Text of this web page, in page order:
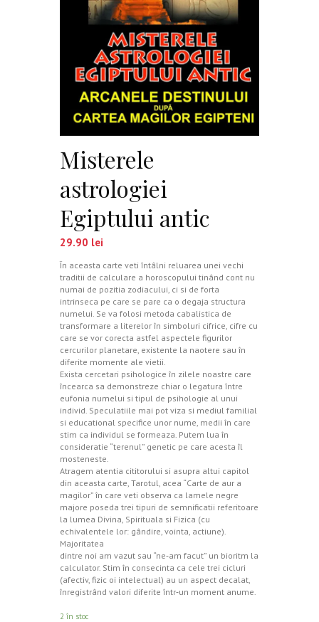
Misterele
astrologiei
Egiptului antic
29.90 lei
În aceasta carte veti întâlni reluarea unei vechi
traditii de calculare a horoscopului tinând cont nu
numai de pozitia zodiacului, ci si de forta
intrinseca pe care se pare ca o degaja structura
numelui. Se va folosi metoda cabalistica de
transformare a literelor în simboluri cifrice, cifre cu
care se vor corecta astfel aspectele figurilor
cercurilor planetare, existente la naotere sau în
diferite momente ale vietii.
Exista cercetari psihologice în zilele noastre care
încearca sa demonstreze chiar o legatura între
eufonia numelui si tipul de psihologie al unui
individ. Speculatiile mai pot viza si mediul familial
si educational specifice unor nume, medii în care
stim ca individul se formeaza. Putem lua în
consideratie “terenul” genetic pe care acesta îl
mosteneste.
Atragem atentia cititorului si asupra altui capitol
din aceasta carte, Tarotul, acea “Carte de aur a
magilor” în care veti observa ca lamele negre
majore poseda trei tipuri de semnificatii referitoare
la lumea Divina, Spirituala si Fizica (cu
echivalentele lor: gândire, vointa, actiune).
Majoritatea
dintre noi am vazut sau “ne‐am facut” un bioritm la
calculator. Stim în consecinta ca cele trei cicluri
(afectiv, fizic oi intelectual) au un aspect decalat,
înregistrând valori diferite într‐un moment anume.
2 în stoc